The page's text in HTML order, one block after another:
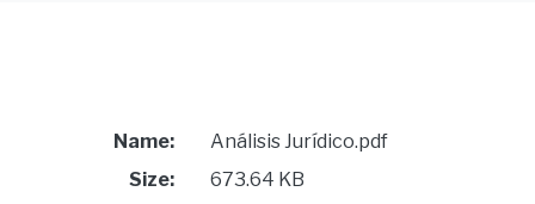
Name:
Análisis Jurídico.pdf
Size:
673.64 KB